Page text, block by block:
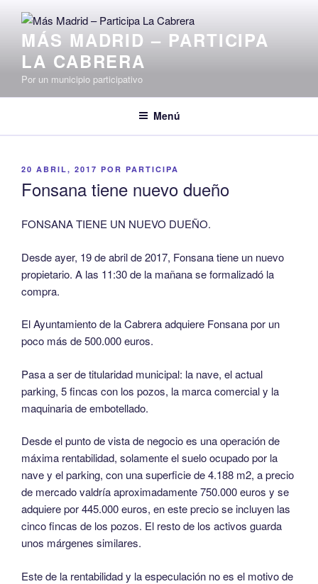
contenidoMÁS MADRID – PARTICIPA
LA CABRERA
Por un municipio participativo
Menú
PUBLICADO
20 ABRIL, 2017 POR PARTICIPA
Fonsana tiene nuevo dueño
FONSANA TIENE UN NUEVO DUEÑO.
Desde ayer, 19 de abril de 2017, Fonsana tiene un nuevo
propietario. A las 11:30 de la mañana se formalizadó la
compra.
El Ayuntamiento de la Cabrera adquiere Fonsana por un
poco más de 500.000 euros.
Pasa a ser de titularidad municipal: la nave, el actual
parking, 5 fincas con los pozos, la marca comercial y la
maquinaria de embotellado.
Desde el punto de vista de negocio es una operación de
máxima rentabilidad, solamente el suelo ocupado por la
nave y el parking, con una superficie de 4.188 m2, a precio
de mercado valdría aproximadamente 750.000 euros y se
adquiere por 445.000 euros, en este precio se incluyen las
cinco fincas de los pozos. El resto de los activos guarda
unos márgenes similares.
Este de la rentabilidad y la especulación no es el motivo de